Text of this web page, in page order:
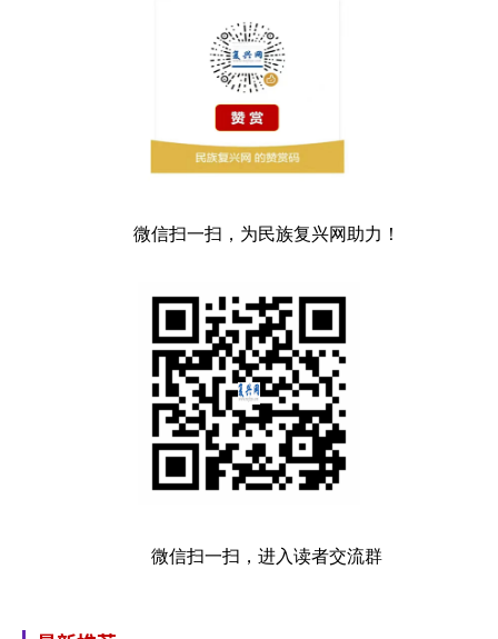
微信扫一扫，为民族复兴网助力！
微信扫一扫，进入读者交流群